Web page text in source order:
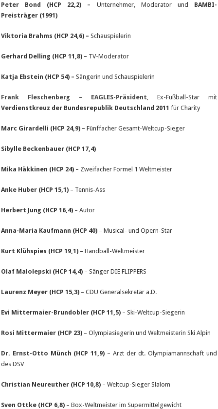
Peter Bond (HCP 22,2) – Unternehmer, Moderator und BAMBI-
Preisträger (1991)
Viktoria Brahms (HCP 24,6) –Schauspielerin
Gerhard Delling (HCP 11,8) – TV-Moderator
Katja Ebstein (HCP 54) –Sängerin und Schauspielerin
Frank Fleschenberg – EAGLES-Präsident , Ex-Fußball-Star mit
Verdienstkreuz der Bundesrepublik Deutschland 2011 für Charity
Marc Girardelli (HCP 24,9) –Fünffacher Gesamt-Weltcup-Sieger
Sibylle Beckenbauer (HCP 17,4)
Mika Häkkinen (HCP 24) – Zweifacher Formel 1 Weltmeister
Anke Huber (HCP 15,1) – Tennis-Ass
Herbert Jung (HCP 16,4) – Autor
Anna-Maria Kaufmann (HCP 40) – Musical- und Opern-Star
Kurt Klühspies (HCP 19,1) – Handball-Weltmeister
Olaf Malolepski (HCP 14,4) – Sänger DIE FLIPPERS
Laurenz Meyer (HCP 15,3) – CDU Generalsekretär a.D.
Evi Mittermaier-Brundobler (HCP 11,5) – Ski-Weltcup-Siegerin
Rosi Mittermaier (HCP 23) – Olympiasiegerin und Weltmeisterin Ski Alpin
Dr. Ernst-Otto Münch (HCP 11,9) – Arzt der dt. Olympiamannschaft und
des DSV
Christian Neureuther (HCP 10,8) – Weltcup-Sieger Slalom
Sven Ottke (HCP 6,8) – Box-Weltmeister im Supermittelgewicht